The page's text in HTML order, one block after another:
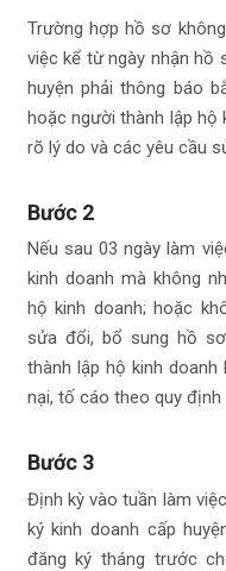
Trường hợp hồ sơ
việc kể từ ngày nhận hồ
huyện phải thông báo
hoặc người thành lập hộ
rõ lý do và các yêu cầu
Bước 2
Nếu sau 03 ngày làm
kinh doanh mà không
hộ kinh doanh; hoặc
sửa đổi, bổ sung hồ
thành lập hộ kinh
nại, tố cáo theo quy định
Bước 3
Định kỳ vào tuần làm
ký kinh doanh cấp
đăng ký tháng trước